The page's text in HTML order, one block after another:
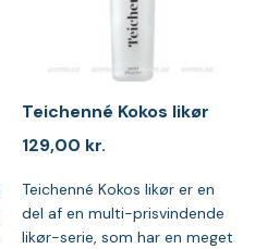
Teichenné Kokos likør
129,00 kr.
Teichenné Kokos likør er en
del af en multi-prisvindende
likør-serie, som har en meget